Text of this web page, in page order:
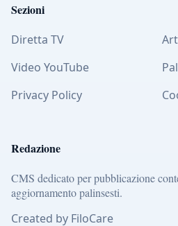
Sezioni
Diretta TV
Video YouTube
Privacy Policy
Redazione
CMS dedicato per pubblicazione
aggiornamento palinsesti.
Created by FiloCare